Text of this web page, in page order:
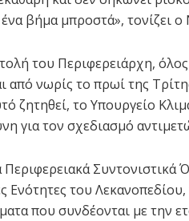
βήμα μπροστά», τονίζει ο
του Περιφερειάρχη,
από νωρίς το πρωί της
ζητηθεί, το Υπουργείο
για τον σχεδιασμό
Ενότητες του
που συνδέονται με την